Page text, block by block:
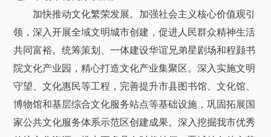
加快推动文化繁荣发展。加强社会主义核心价值观引
领，深入开展全域文明城市创建，促进人民群众精神生活
共同富裕。统筹策划、一体建设华谊兄弟星剧场和程颢书
院文化产业园，精心打造文化产业集聚区。深入实施文明
守望、文化惠民等工程，完善提升市县图书馆、文化馆、
博物馆和基层综合文化服务站点等基础设施，巩固拓展国
家公共文化服务体系示范区创建成果。深入挖掘我市优秀